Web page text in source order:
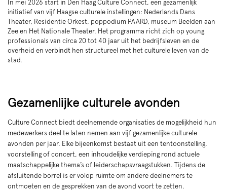
In mei 2026 start in Den Haag Culture Connect, een gezamenlijk
initiatief van vijf Haagse culturele instellingen: Nederlands Dans
Theater, Residentie Orkest, poppodium PAARD, museum Beelden aan
Zee en Het Nationale Theater. Het programma richt zich op young
professionals van circa 20 tot 40 jaar uit het bedrijfsleven en de
overheid en verbindt hen structureel met het culturele leven van de
stad.
Gezamenlijke culturele avonden
Culture Connect biedt deelnemende organisaties de mogelijkheid hun
medewerkers deel te laten nemen aan vijf gezamenlijke culturele
avonden per jaar. Elke bijeenkomst bestaat uit een tentoonstelling,
voorstelling of concert, een inhoudelijke verdieping rond actuele
maatschappelijke thema’s of leiderschapsvraagstukken. Tijdens de
afsluitende borrel is er volop ruimte om andere deelnemers te
ontmoeten en de gesprekken van de avond voort te zetten.